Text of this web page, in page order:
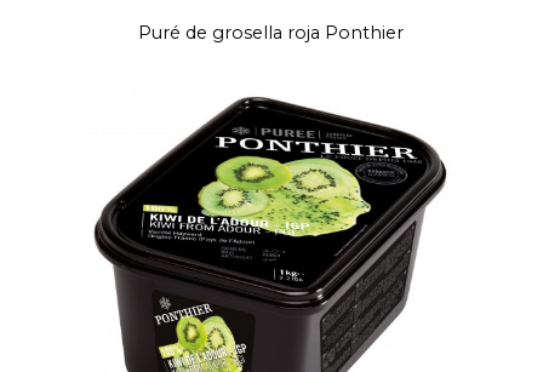
Puré de grosella roja Ponthier